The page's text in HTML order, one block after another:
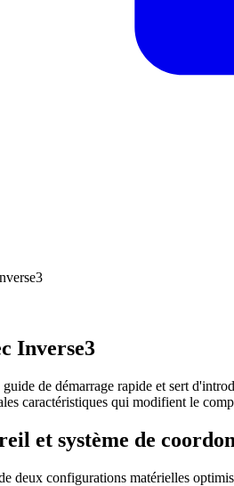
Inverse3
de démarrage rapide et sert
caractéristiques qui modifient le
et système de
deux configurations matérielles